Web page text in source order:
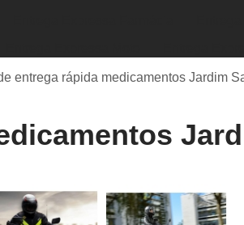
Expressa Roupa
Entrega
Entrega Rápida de Farmácia
Entrega
Rápida Motoboy
Entrega
entrega rápida medicamentos Jardim